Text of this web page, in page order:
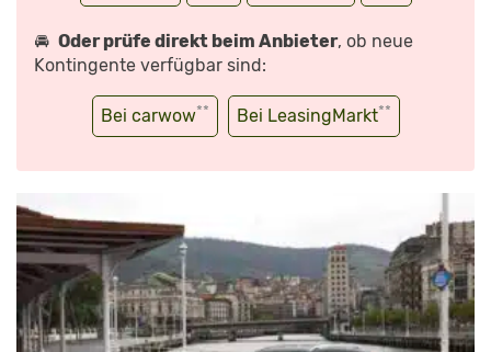
🚘 Oder prüfe direkt beim Anbieter, ob neue
Kontingente verfügbar sind:
Bei carwow** Bei LeasingMarkt**